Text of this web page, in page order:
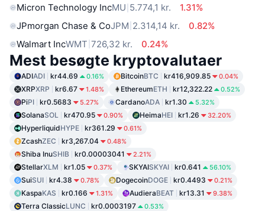
Micron Technology IncMU 5.774,1 kr.
1.31%
JPmorgan Chase & CoJPM 2.314,14 kr.
0.82%
Walmart IncWMT 726,32 kr. 0.24%
Mest besøgte kryptovalutaer
ADIADI kr44.69 0.16% BitcoinBTC kr416,909.85 0.04%
XRPXRP kr6.67 1.48% EthereumETH kr12,322.22 0.52%
PiPI kr0.5683 5.27% CardanoADA kr1.30 5.32%
SolanaSOL kr470.95 0.90% HeimaHEI kr1.26 32.20%
HyperliquidHYPE kr361.29 0.61%
ZcashZEC kr3,267.04 0.48%
Shiba InuSHIB kr0.00003041 2.21%
StellarXLM kr1.05 0.37% SKYAISKYAI kr0.641 56.10%
SuiSUI kr4.38 0.78% DogecoinDOGE kr0.4493 0.21%
KaspaKAS kr0.166 1.31% AudieraBEAT kr13.31 9.38%
Terra ClassicLUNC kr0.0003197 0.53%